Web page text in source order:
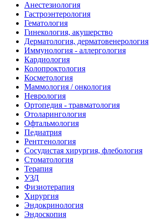
Анестезиология
Гастроэнтерология
Гематология
Гинекология, акушерство
Дерматология, дерматовенерология
Иммунология - аллергология
Кардиология
Колопроктология
Косметология
Маммология / онкология
Неврология
Ортопедия - травматология
Отоларингология
Офтальмология
Педиатрия
Рентгенология
Сосудистая хирургия, флебология
Стоматология
Терапия
УЗД
Физиотерапия
Хирургия
Эндокринология
Эндоскопия